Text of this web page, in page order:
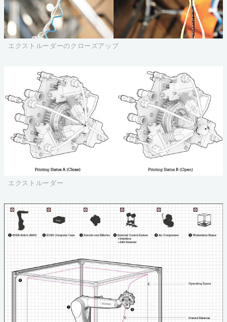
エクストルーダーのクローズアップ
エクストルーダー